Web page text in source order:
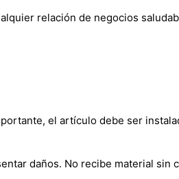
relación de negocios
el artículo debe ser
daños. No recibe material sin